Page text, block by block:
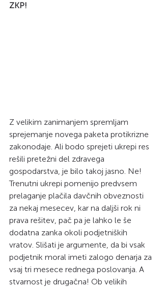
ZKP!
Z velikim zanimanjem spremljam
sprejemanje novega paketa protikrizne
zakonodaje. Ali bodo sprejeti ukrepi res
rešili pretežni del zdravega
gospodarstva, je bilo takoj jasno. Ne!
Trenutni ukrepi pomenijo predvsem
prelaganje plačila davčnih obveznosti
za nekaj mesecev, kar na daljši rok ni
prava rešitev, pač pa je lahko le še
dodatna zanka okoli podjetniških
vratov. Slišati je argumente, da bi vsak
podjetnik moral imeti zalogo denarja za
vsaj tri mesece rednega poslovanja. A
stvarnost je drugačna! Ob velikih